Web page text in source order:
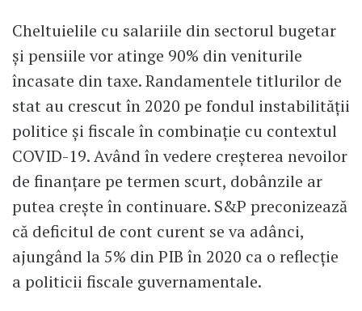
Cheltuielile cu salariile din sectorul bugetar
și pensiile vor atinge 90% din veniturile
încasate din taxe. Randamentele titlurilor de
stat au crescut în 2020 pe fondul instabilității
politice și fiscale în combinație cu contextul
COVID-19. Având în vedere creșterea nevoilor
de finanțare pe termen scurt, dobânzile ar
putea crește în continuare. S&P preconizează
că deficitul de cont curent se va adânci,
ajungând la 5% din PIB în 2020 ca o reflecție
a politicii fiscale guvernamentale.